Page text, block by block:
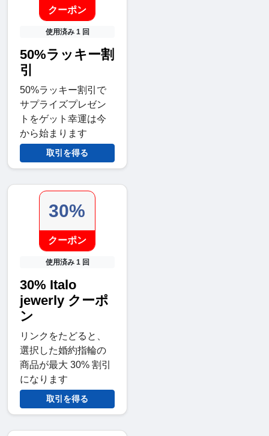
クーポン
使用済み 1 回
50%ラッキー割
引
50%ラッキー割引で
サプライズプレゼン
トをゲット幸運は今
から始まります
取引を得る
30%
クーポン
使用済み 1 回
30% Italo
jewerly クーポ
ン
リンクをたどると、
選択した婚約指輪の
商品が最大 30% 割引
になります
取引を得る